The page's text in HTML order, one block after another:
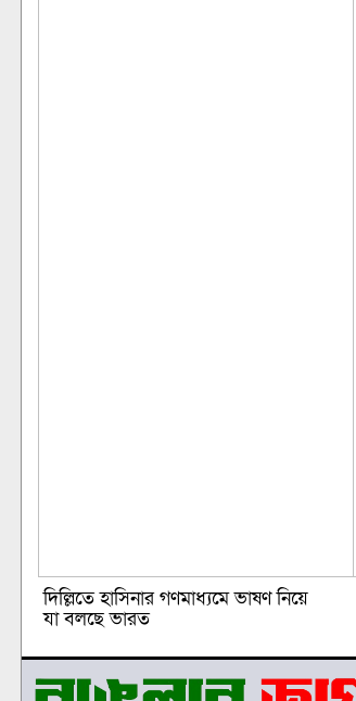
দিল্লিতে হাসিনার গণমাধ্যমে ভাষণ নিয়ে
যা বলছে ভারত